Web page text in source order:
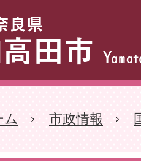
ム 市政情報